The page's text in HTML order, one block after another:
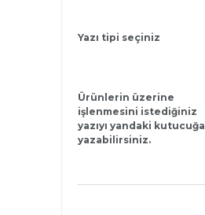
Yazı tipi seçiniz
Ürünlerin üzerine
işlenmesini istediğiniz
yazıyı yandaki kutucuğa
yazabilirsiniz.